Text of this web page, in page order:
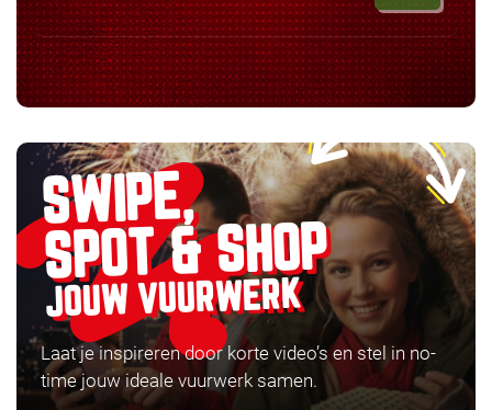
SWIPE,
SPOT & SHOP
JOUW VUURWERK
Laat je inspireren door korte video’s en stel in no-
time jouw ideale vuurwerk samen.